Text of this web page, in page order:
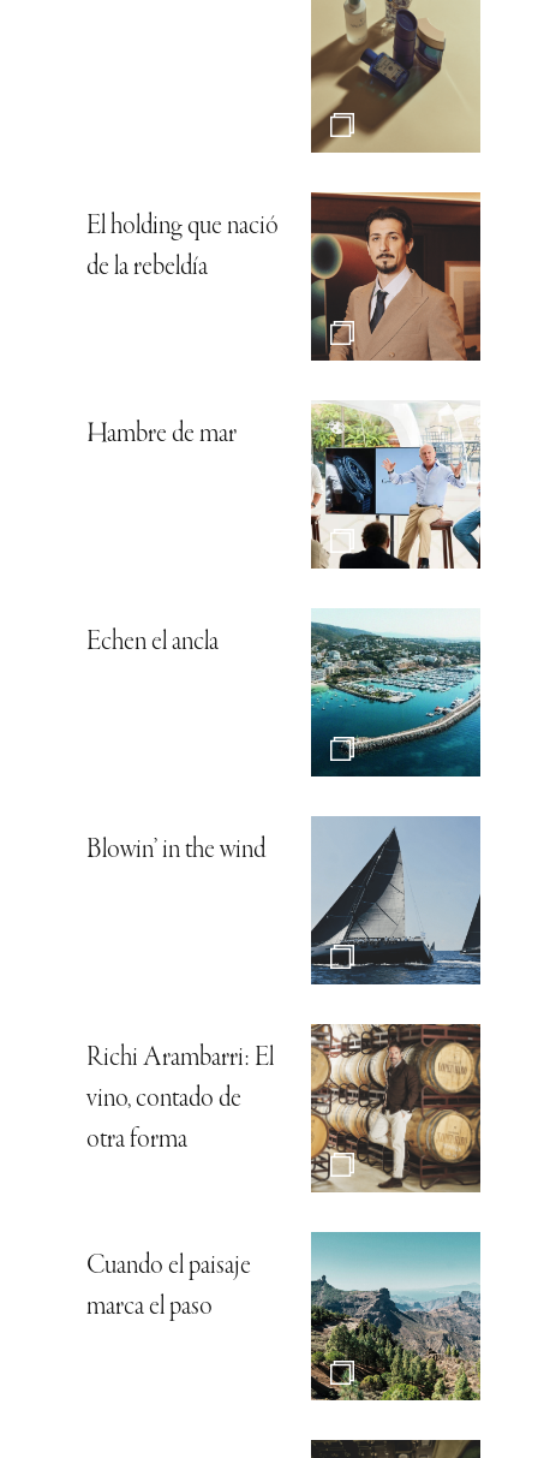
El holding que nació
de la rebeldía
Hambre de mar
Echen el ancla
Blowin’ in the wind
Richi Arambarri: El
vino, contado de
otra forma
Cuando el paisaje
marca el paso